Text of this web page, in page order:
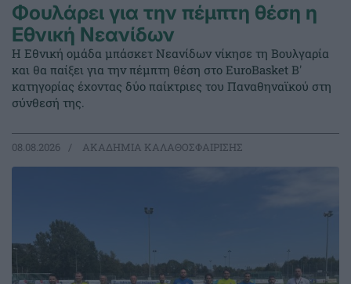
Φουλάρει για την πέμπτη θέση η
Εθνική Νεανίδων
Η Εθνική ομάδα μπάσκετ Νεανίδων νίκησε τη Βουλγαρία
και θα παίξει για την πέμπτη θέση στο EuroBasket Β'
κατηγορίας έχοντας δύο παίκτριες του Παναθηναϊκού στη
σύνθεσή της.
08.08.2026 ΑΚΑΔΗΜΙΑ ΚΑΛΑΘΟΣΦΑΙΡΙΣΗΣ